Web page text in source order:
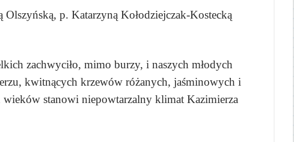
Olszyńską, p. Katarzyną Kołodziejczak-Kostecką
zachwyciło, mimo burzy, i naszych młodych
kwitnących krzewów różanych, jaśminowych i
wieków stanowi niepowtarzalny klimat Kazimierza